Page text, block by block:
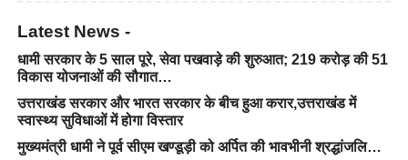
Latest News -
धामी सरकार के 5 साल पूरे, सेवा पखवाड़े की शुरुआत; 219 करोड़ की 51
विकास योजनाओं की सौगात…
उत्तराखंड सरकार और भारत सरकार के बीच हुआ करार,उत्तराखंड में
स्वास्थ्य सुविधाओं में होगा विस्तार
मुख्यमंत्री धामी ने पूर्व सीएम खण्डूड़ी को अर्पित की भावभीनी श्रद्धांजलि…